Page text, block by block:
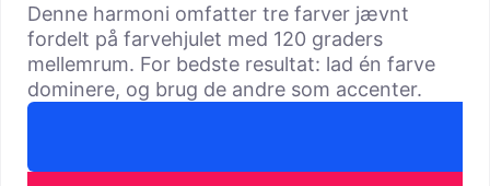
Denne harmoni omfatter tre farver jævnt
fordelt på farvehjulet med 120 graders
mellemrum. For bedste resultat: lad én farve
dominere, og brug de andre som accenter.